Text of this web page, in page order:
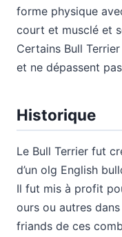
forme physique
court et musclé et
Certains Bull
et ne dépassent
Historique
Le Bull Terrier fut
d’un olg English
Il fut mis à profit
ours ou autres
friands de ces